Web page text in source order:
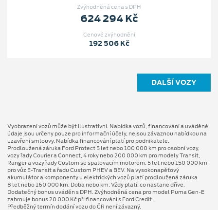
Zvýhodněná cena s DPH
624 294 Kč
Cenové zvýhodnění
192 506 Kč
DALŠÍ VOZY
Vyobrazení vozů může být ilustrativní. Nabídka vozů, financování a uváděné
údaje jsou určeny pouze pro informační účely, nejsou závaznou nabídkou na
uzavření smlouvy. Nabídka financování platí pro podnikatele.
Prodloužená záruka Ford Protect 5 let nebo 100 000 km pro osobní vozy,
vozy řady Courier a Connect, 4 roky nebo 200 000 km pro modely Transit,
Ranger a vozy řady Custom se spalovacím motorem, 5 let nebo 150 000 km
pro vůz E-Transit a řadu Custom PHEV a BEV. Na vysokonapěťový
akumulátor a komponenty u elektrických vozů platí prodloužená záruka
8 let nebo 160 000 km. Doba nebo km: Vždy platí, co nastane dříve.
Dodatečný bonus uváděn s DPH. Zvýhodněná cena pro model Puma Gen⁠-⁠E
zahrnuje bonus 20 000 Kč při financování s Ford Credit.
Předběžný termín dodání vozu do ČR není závazný.